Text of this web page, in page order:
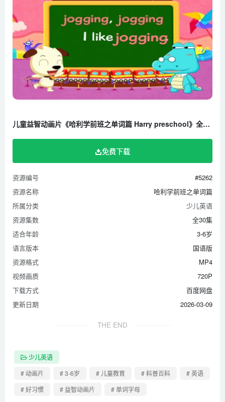
第26集 我闻到焦味了（二）
第27集 我属马（一）
第28集 我属马（二）
第29集 洗手液用完了（一）
第30集 洗手液用完了（二）
儿童益智动画片《哈利学前班之单词篇 Harry preschool》全30集 国语版 720P/MP4/1.29G 百度云网盘下载
免费下载
资源编号
#5262
资源名称
哈利学前班之单词篇
所属分类
少儿英语
资源集数
全30集
适合年龄
3-6岁
语言版本
国语版
资源格式
MP4
视频画质
720P
下载方式
百度网盘
更新日期
2026-03-09
THE END
少儿英语
# 动画片
# 3-6岁 # 儿童教育 # 科普百科
# 英语
# 好习惯
# 益智动画片 # 单词字母